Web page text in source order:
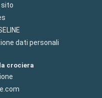
sito
dati personali
crociera